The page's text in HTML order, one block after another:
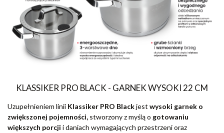
KLASSIKER PRO BLACK - GARNEK WYSOKI 22 CM
Uzupełnieniem linii Klassiker PRO Blackjest wysoki garnek o
zwiększonej pojemności, stworzony z myślą o gotowaniu
większych porcji i daniach wymagających przestrzeni oraz